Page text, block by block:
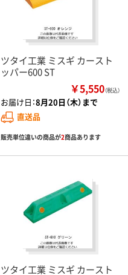
ツタイ工業 ミスギ カースト
ッパー600 ST
￥5,550（税込）
お届け日：8月20日（木）まで
直送品
販売単位違いの商品が2商品あります
ツタイ工業 ミスギ カースト